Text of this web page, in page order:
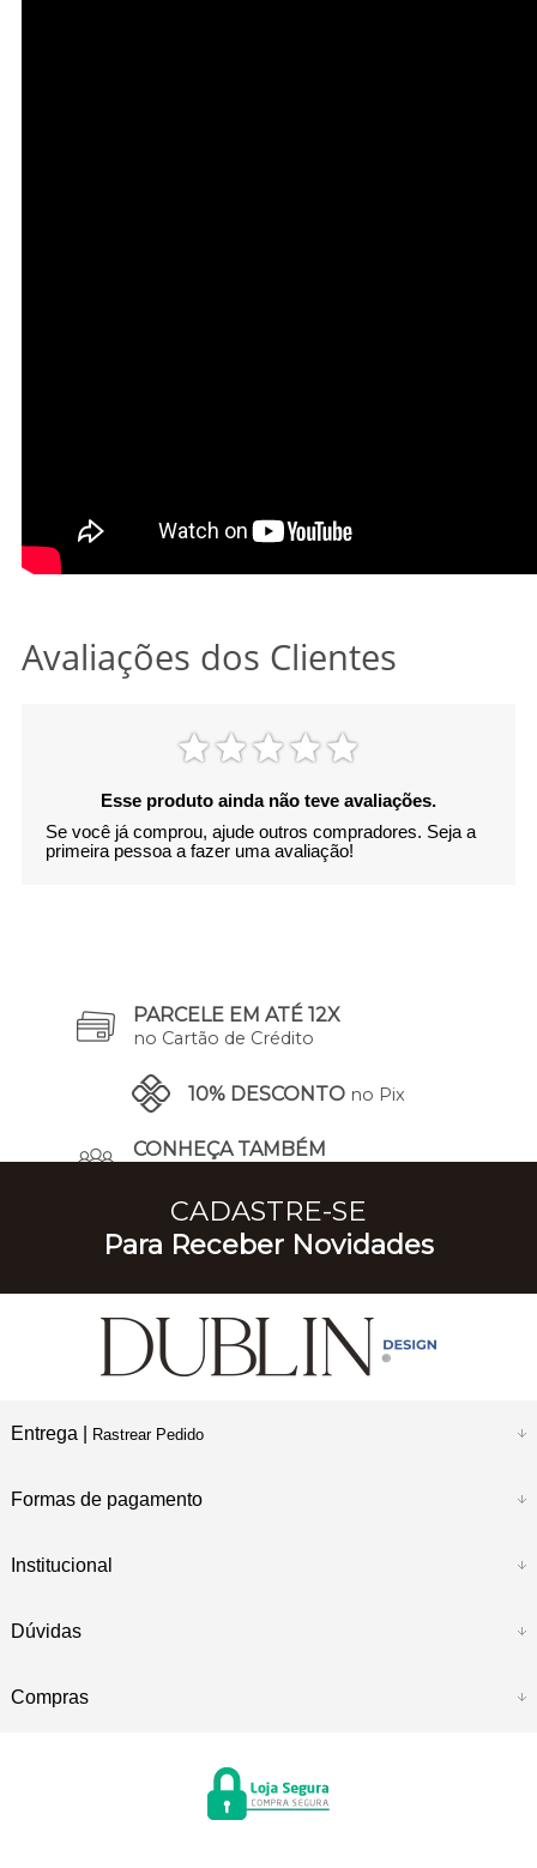
Avaliações dos Clientes
Esse produto ainda não teve avaliações.
Se você já comprou, ajude outros compradores. Seja a
primeira pessoa a fazer uma avaliação!
PARCELE EM ATÉ 12X
no Cartão de Crédito
10% DESCONTO no Pix
CONHEÇA TAMBÉM
CADASTRE-SE
Para Receber Novidades
Entrega | Rastrear Pedido
Formas de pagamento
Institucional
Dúvidas
Compras